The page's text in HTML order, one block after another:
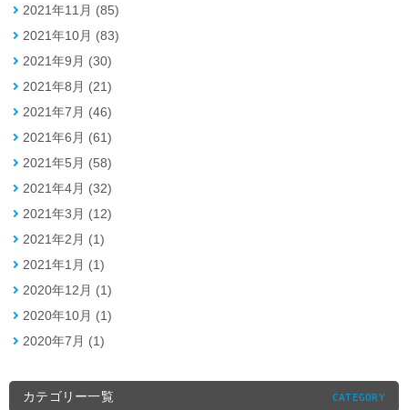
2021年11月 (85)
2021年10月 (83)
2021年9月 (30)
2021年8月 (21)
2021年7月 (46)
2021年6月 (61)
2021年5月 (58)
2021年4月 (32)
2021年3月 (12)
2021年2月 (1)
2021年1月 (1)
2020年12月 (1)
2020年10月 (1)
2020年7月 (1)
カテゴリー一覧 CATEGORY